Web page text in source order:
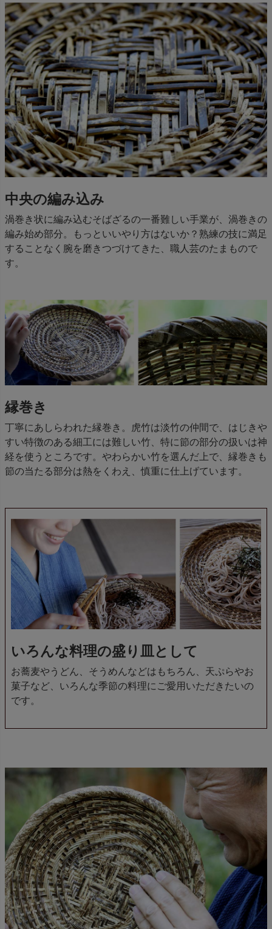
中央の編み込み
渦巻き状に編み込むそばざるの一番難しい手業が、渦巻きの
編み始め部分。もっといいやり方はないか？熟練の技に満足
することなく腕を磨きつづけてきた、職人芸のたまもので
す。
縁巻き
丁寧にあしらわれた縁巻き。虎竹は淡竹の仲間で、はじきや
すい特徴のある細工には難しい竹、特に節の部分の扱いは神
経を使うところです。やわらかい竹を選んだ上で、縁巻きも
節の当たる部分は熱をくわえ、慎重に仕上げています。
いろんな料理の盛り皿として
お蕎麦やうどん、そうめんなどはもちろん、天ぷらやお
菓子など、いろんな季節の料理にご愛用いただきたいの
です。